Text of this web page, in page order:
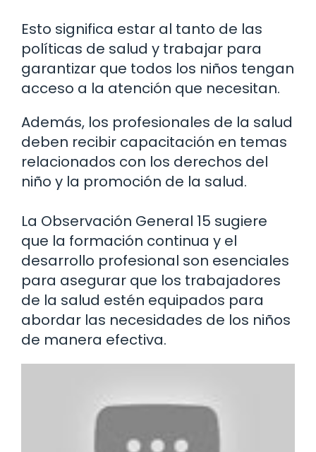
Esto significa estar al tanto de las
políticas de salud y trabajar para
garantizar que todos los niños tengan
acceso a la atención que necesitan.
Además, los profesionales de la salud
deben recibir capacitación en temas
relacionados con los derechos del
niño y la promoción de la salud.
La Observación General 15 sugiere
que la formación continua y el
desarrollo profesional son esenciales
para asegurar que los trabajadores
de la salud estén equipados para
abordar las necesidades de los niños
de manera efectiva.